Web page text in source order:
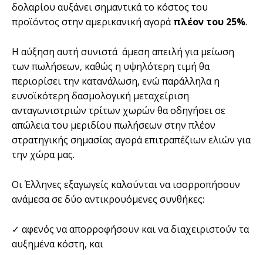
δολαρίου αυξάνει σημαντικά το κόστος του
προϊόντος στην αμερικανική αγοράπλέον του 25%.
Η αύξηση αυτή συνιστά άμεση απειλή για μείωση
των πωλήσεων, καθώς η υψηλότερη τιμή θα
περιορίσει την κατανάλωση, ενώ παράλληλα η
ευνοϊκότερη δασμολογική μεταχείριση
ανταγωνιστριών τρίτων χωρών θα οδηγήσει σε
απώλεια του μεριδίου πωλήσεων στην πλέον
στρατηγικής σημασίας αγορά επιτραπέζιων ελιών για
την χώρα μας.
Οι Έλληνες εξαγωγείς καλούνται να ισορροπήσουν
ανάμεσα σε δύο αντικρουόμενες συνθήκες:
✓ αφενός να απορροφήσουν και να διαχειριστούν τα
αυξημένα κόστη, και